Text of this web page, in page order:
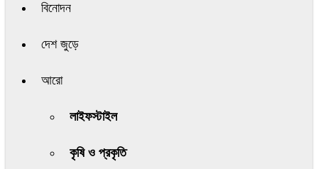
বিনোদন
দেশ জুড়ে
আরো
লাইফস্টাইল
কৃষি ও প্রকৃতি